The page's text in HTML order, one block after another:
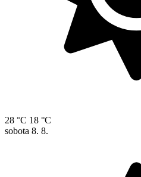
28 °C 18 °C
sobota 8. 8.